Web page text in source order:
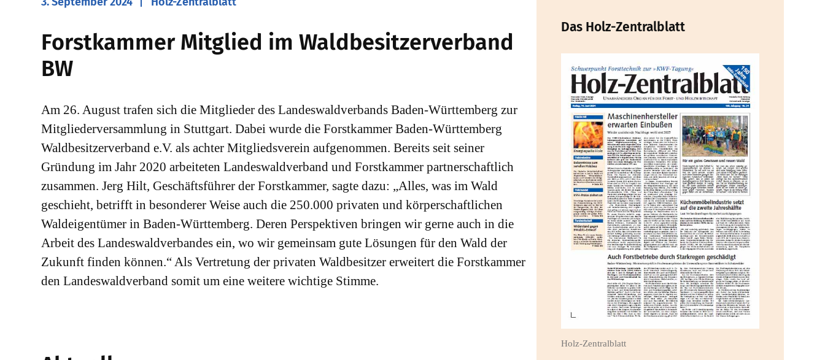
​Forstkammer Mitglied im Waldbesitzerverband
BW
Am 26. August trafen sich die Mitglieder des Landeswaldverbands Baden-Württemberg zur
Mitgliederversammlung in Stuttgart. Dabei wurde die Forstkammer Baden-Württemberg
Waldbesitzerverband e.V. als achter Mitgliedsverein aufgenommen. Bereits seit seiner
Gründung im Jahr 2020 arbeiteten Landeswaldverband und Forstkammer partnerschaftlich
zusammen. Jerg Hilt, Geschäftsführer der Forstkammer, sagte dazu: „Alles, was im Wald
geschieht, betrifft in besonderer Weise auch die 250.000 privaten und körperschaftlichen
Waldeigentümer in Baden-Württemberg. Deren Perspektiven bringen wir gerne auch in die
Arbeit des Landeswaldverbandes ein, wo wir gemeinsam gute Lösungen für den Wald der
Zukunft finden können.“ Als Vertretung der privaten Waldbesitzer erweitert die Forstkammer
den Landeswaldverband somit um eine weitere wichtige Stimme.
Das Holz-Zentralblatt
Holz-Zentralblatt